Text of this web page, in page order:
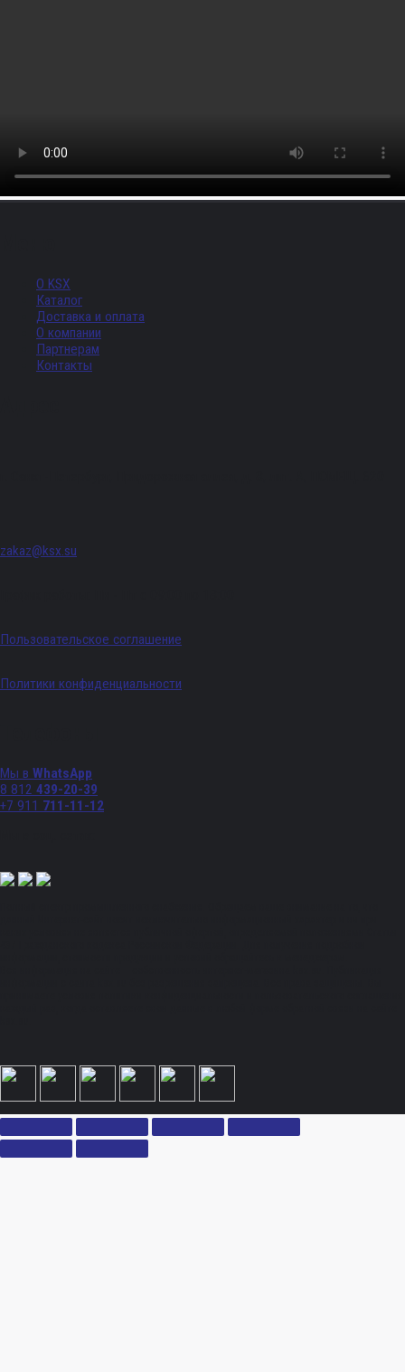
О KSX
Каталог
Доставка и оплата
О компании
Партнерам
Контакты
zakaz@ksx.su
Пользовательское соглашение
Политики конфиденциальности
Мы в WhatsApp
8 812 439-20-39
+7 911 711-11-12